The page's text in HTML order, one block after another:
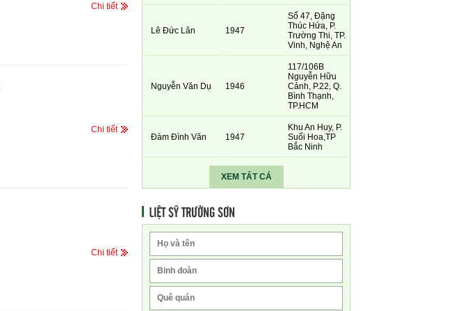
Chi tiết
Chi tiết
Chi tiết
Lê Đức Lân 1947
Số 47, Đặng
Thúc Hứa, P.
Trường Thi, TP.
Vinh, Nghệ An
Nguyễn Văn Dụ 1946
117/106B
Nguyễn Hữu
Cảnh, P.22, Q.
Bình Thạnh,
TP.HCM
Đàm Đình Văn 1947
Khu An Huy, P.
Suối Hoa,TP
Bắc Ninh
XEM TẤT CẢ
LIỆT SỸ TRƯỜNG SƠN